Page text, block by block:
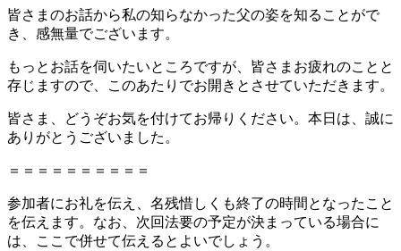
皆さまのお話から私の知らなかった父の姿を知ることがで
き、感無量でございます。
もっとお話を伺いたいところですが、皆さまお疲れのことと
存じますので、このあたりでお開きとさせていただきます。
皆さま、どうぞお気を付けてお帰りください。本日は、誠に
ありがとうございました。
＝＝＝＝＝＝＝＝＝＝
参加者にお礼を伝え、名残惜しくも終了の時間となったこと
を伝えます。なお、次回法要の予定が決まっている場合に
は、ここで併せて伝えるとよいでしょう。